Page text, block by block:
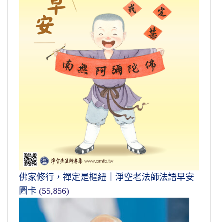
佛家修行，禪定是樞紐｜淨空老法師法語早安
圖卡 (55,856)